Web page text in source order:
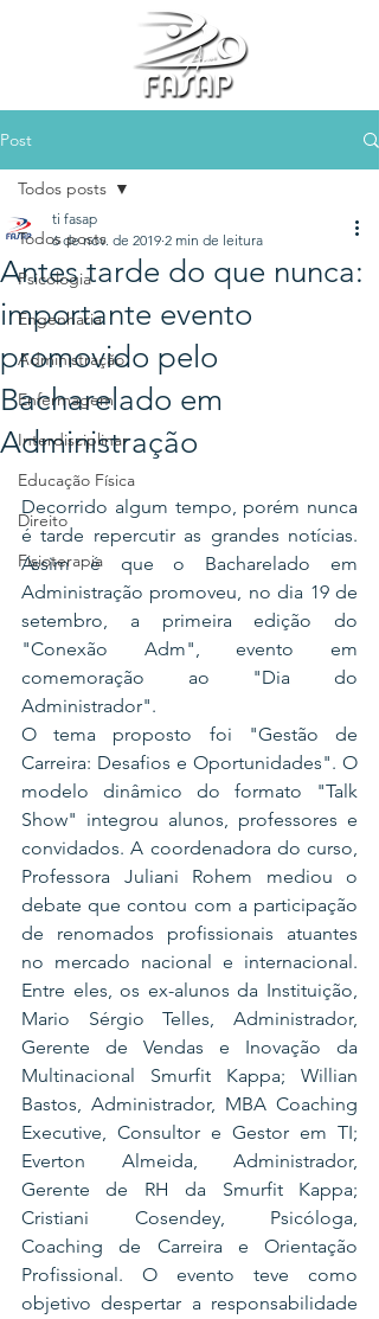
Post
Todos posts
Psicologia
Engenharia
Administração
Enfermagem
Interdisciplinar
Educação Física
Direito
Fisioterapia
Todos posts
Antes tarde do que nunca:
importante evento
promovido pelo
Bacharelado em
Administração
ti fasap
6 de nov. de 2019 2 min de leitura
Decorrido algum tempo, porém nunca
é tarde repercutir as grandes notícias.
Assim é que o Bacharelado em
Administração promoveu, no dia 19 de
setembro, a primeira edição do
"Conexão Adm", evento em
comemoração ao "Dia do
Administrador".
O tema proposto foi "Gestão de
Carreira: Desafios e Oportunidades". O
modelo dinâmico do formato "Talk
Show" integrou alunos, professores e
convidados. A coordenadora do curso,
Professora Juliani Rohem mediou o
debate que contou com a participação
de renomados profissionais atuantes
no mercado nacional e internacional.
Entre eles, os ex-alunos da Instituição,
Mario Sérgio Telles, Administrador,
Gerente de Vendas e Inovação da
Multinacional Smurfit Kappa; Willian
Bastos, Administrador, MBA Coaching
Executive, Consultor e Gestor em TI;
Everton Almeida, Administrador,
Gerente de RH da Smurfit Kappa;
Cristiani Cosendey, Psicóloga,
Coaching de Carreira e Orientação
Profissional. O evento teve como
objetivo despertar a responsabilidade